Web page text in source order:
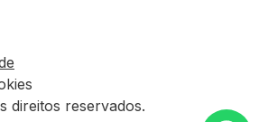
direitos reservados.